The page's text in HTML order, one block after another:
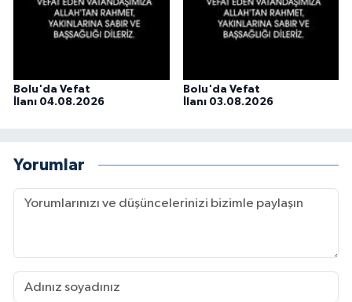
Bolu'da Vefat
İlanı 04.08.2026
Bolu'da Vefat
İlanı 03.08.2026
Yorumlar